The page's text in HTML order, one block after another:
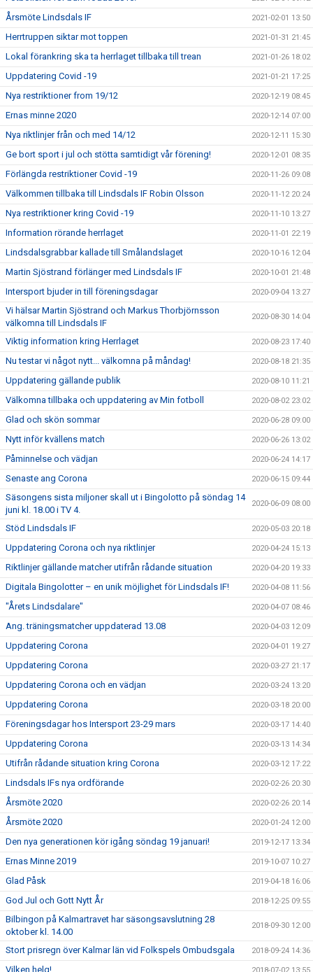
Årsmöte Lindsdals IF 2021-02-01 13:50
Herrtruppen siktar mot toppen 2021-01-31 21:45
Lokal förankring ska ta herrlaget tillbaka till trean 2021-01-26 18:02
Uppdatering Covid -19 2021-01-21 17:25
Nya restriktioner from 19/12 2020-12-19 08:45
Ernas minne 2020 2020-12-14 07:00
Nya riktlinjer från och med 14/12 2020-12-11 15:30
Ge bort sport i jul och stötta samtidigt vår förening! 2020-12-01 08:35
Förlängda restriktioner Covid -19 2020-11-26 09:08
Välkommen tillbaka till Lindsdals IF Robin Olsson 2020-11-12 20:24
Nya restriktioner kring Covid -19 2020-11-10 13:27
Information rörande herrlaget 2020-11-01 22:19
Lindsdalsgrabbar kallade till Smålandslaget 2020-10-16 12:04
Martin Sjöstrand förlänger med Lindsdals IF 2020-10-01 21:48
Intersport bjuder in till föreningsdagar 2020-09-04 13:27
Vi hälsar Martin Sjöstrand och Markus Thorbjörnsson
välkomna till Lindsdals IF
2020-08-30 14:04
Viktig information kring Herrlaget 2020-08-23 17:40
Nu testar vi något nytt... välkomna på måndag! 2020-08-18 21:35
Uppdatering gällande publik 2020-08-10 11:21
Välkomna tillbaka och uppdatering av Min fotboll 2020-08-02 23:02
Glad och skön sommar 2020-06-28 09:00
Nytt inför kvällens match 2020-06-26 13:02
Påminnelse och vädjan 2020-06-24 14:17
Senaste ang Corona 2020-06-15 09:44
Säsongens sista miljoner skall ut i Bingolotto på söndag 14
juni kl. 18.00 i TV 4.
2020-06-09 08:00
Stöd Lindsdals IF 2020-05-03 20:18
Uppdatering Corona och nya riktlinjer 2020-04-24 15:13
Riktlinjer gällande matcher utifrån rådande situation 2020-04-20 19:33
Digitala Bingolotter – en unik möjlighet för Lindsdals IF! 2020-04-08 11:56
"Årets Lindsdalare" 2020-04-07 08:46
Ang. träningsmatcher uppdaterad 13.08 2020-04-03 12:09
Uppdatering Corona 2020-04-01 19:27
Uppdatering Corona 2020-03-27 21:17
Uppdatering Corona och en vädjan 2020-03-24 13:20
Uppdatering Corona 2020-03-18 20:00
Föreningsdagar hos Intersport 23-29 mars 2020-03-17 14:40
Uppdatering Corona 2020-03-13 14:34
Utifrån rådande situation kring Corona 2020-03-12 17:22
Lindsdals IFs nya ordförande 2020-02-26 20:30
Årsmöte 2020 2020-02-26 20:14
Årsmöte 2020 2020-01-24 12:00
Den nya generationen kör igång söndag 19 januari! 2019-12-17 13:34
Ernas Minne 2019 2019-10-07 10:27
Glad Påsk 2019-04-18 16:06
God Jul och Gott Nytt År 2018-12-25 09:55
Bilbingon på Kalmartravet har säsongsavslutning 28
oktober kl. 14.00
2018-09-30 12:00
Stort prisregn över Kalmar län vid Folkspels Ombudsgala 2018-09-24 14:36
Vilken helg!